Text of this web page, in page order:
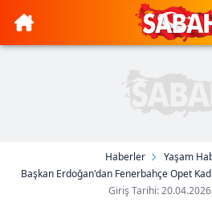
Haberler
Yaşam
Başkan Erdoğan'dan Fenerbahçe Opet
Giriş Tarihi: 20.04.2026